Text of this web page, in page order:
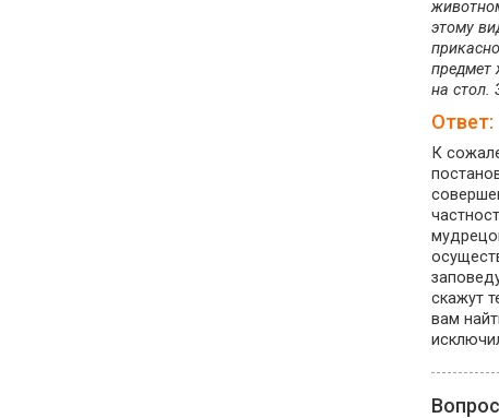
этому
предмет
на стол.
Ответ:
К
скажут
вам